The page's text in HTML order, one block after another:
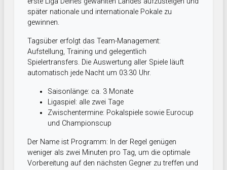
später nationale und internationale Pokale zu
gewinnen.
Tagsüber erfolgt das Team-Management:
Aufstellung, Training und gelegentlich
Spielertransfers. Die Auswertung aller Spiele läuft
automatisch jede Nacht um 03:30 Uhr.
Saisonlänge: ca. 3 Monate
Ligaspiel: alle zwei Tage
Zwischentermine: Pokalspiele sowie Eurocup
und Championscup
Der Name ist Programm: In der Regel genügen
weniger als zwei Minuten pro Tag, um die optimale
Vorbereitung auf den nächsten Gegner zu treffen und